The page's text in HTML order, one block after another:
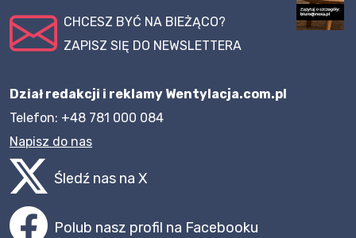
CHCESZ BYĆ NA BIEŻĄCO?
ZAPISZ SIĘ DO NEWSLETTERA
Dział redakcji i reklamy Wentylacja.com.pl
Telefon: +48 781 000 084
Napisz do nas
Śledź nas na X
Polub nasz profil na Facebooku